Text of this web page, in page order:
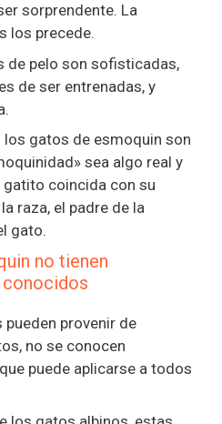
sorprendente. La
los precede.
de pelo son sofisticadas,
de ser entrenadas, y
gatos de esmoquin son
sea algo real y
coincida con su
raza, el padre de la
gato.
no tienen
conocidos
pueden provenir de
no se conocen
puede aplicarse a todos